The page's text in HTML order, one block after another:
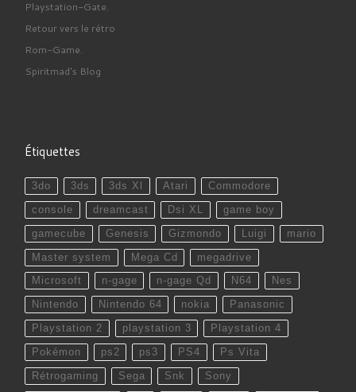
Playstation-Gate.
Retour vers le rétro
Rom-Game.
Spiritmad's Blog
Étiquettes
3do 3ds 3ds Xl Atari Commodore
console dreamcast Dsi XL game boy
gamecube Genesis Gizmondo Luigi mario
Master system Mega Cd megadrive
Microsoft n-gage n-gage Qd N64 Nes
Nintendo Nintendo 64 nokia Panasonic
Playstation 2 playstation 3 Playstation 4
Pokémon ps2 ps3 PS4 Ps Vita
Rétrogaming Sega Snk Sony